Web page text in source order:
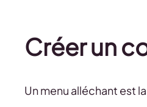
Créer un
Un menu alléchant est